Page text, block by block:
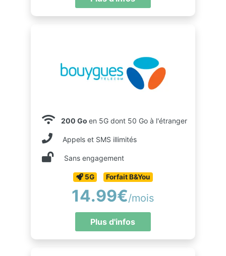
200 Go en 5G dont 50 Go à l'étranger
Appels et SMS illimités
Sans engagement
5G Forfait B&You
14.99€/mois
Plus d'infos